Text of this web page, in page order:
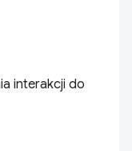
interakcji do